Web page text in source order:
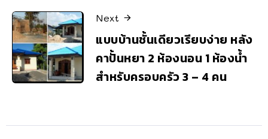
Next
แบบบ้านชั้นเดียวเรียบง่าย หลัง
คาปั้นหยา 2 ห้องนอน 1 ห้องน้ำ
สำหรับครอบครัว 3 – 4 คน